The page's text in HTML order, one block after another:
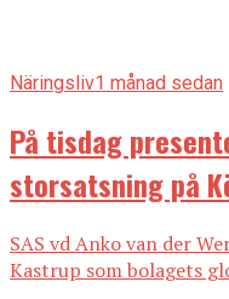
Näringsliv1 månad sedan
På tisdag
storsatsning på
SAS vd Anko van der
Kastrup som bolagets